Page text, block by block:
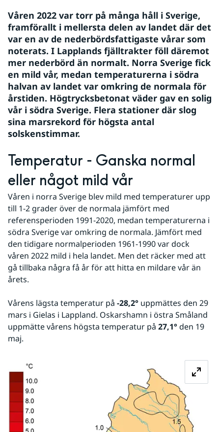
Våren 2022 var torr på många håll i Sverige,
framförallt i mellersta delen av landet där det
var en av de nederbördsfattigaste vårar som
noterats. I Lapplands fjälltrakter föll däremot
mer nederbörd än normalt. Norra Sverige fick
en mild vår, medan temperaturerna i södra
halvan av landet var omkring de normala för
årstiden. Högtrycksbetonat väder gav en solig
vår i södra Sverige. Flera stationer där slog
sina marsrekord för högsta antal
solskenstimmar.
Temperatur - Ganska normal
eller något mild vår
Våren i norra Sverige blev mild med temperaturer upp
till 1-2 grader över de normala jämfört med
referensperioden 1991-2020, medan temperaturerna i
södra Sverige var omkring de normala. Jämfört med
den tidigare normalperioden 1961-1990 var dock
våren 2022 mild i hela landet. Men det räcker med att
gå tillbaka några få år för att hitta en mildare vår än
årets.
Vårens lägsta temperatur på -28,2° uppmättes den 29
mars i Gielas i Lappland. Oskarshamn i östra Småland
uppmätte vårens högsta temperatur på 27,1° den 19
maj.